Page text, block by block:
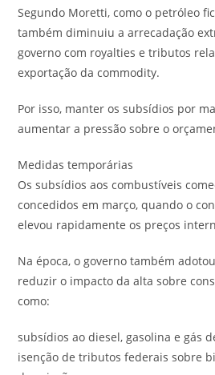
Segundo Moretti, como o petróleo
também diminuiu a arrecadação
governo com royalties e tributos
exportação da commodity.
Por isso, manter os subsídios por
aumentar a pressão sobre o
Medidas temporárias
Os subsídios aos combustíveis
concedidos em março, quando o
elevou rapidamente os preços
Na época, o governo também
reduzir o impacto da alta sobre
como:
subsídios ao diesel, gasolina e gás
isenção de tributos federais sobre